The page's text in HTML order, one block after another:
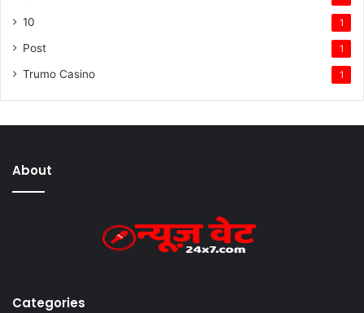
10 1
Post 1
Trumo Casino 1
About
Categories